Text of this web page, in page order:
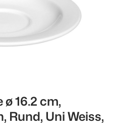
16.2 cm,
Rund, Uni Weiss,